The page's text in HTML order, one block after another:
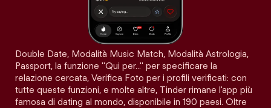
Double Date, Modalità Music Match, Modalità Astrologia,
Passport, la funzione "Qui per…" per specificare la
relazione cercata, Verifica Foto per i profili verificati: con
tutte queste funzioni, e molte altre, Tinder rimane l'app più
famosa di dating al mondo, disponibile in 190 paesi. Oltre